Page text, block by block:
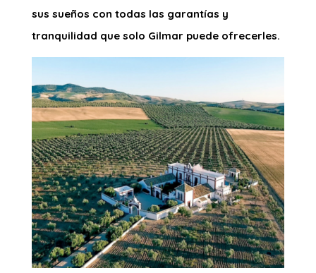
sus sueños con todas las garantías y
tranquilidad que solo Gilmar puede ofrecerles.